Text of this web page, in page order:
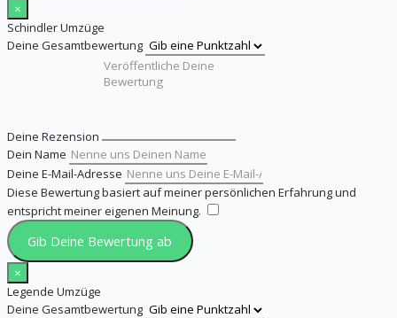
×
Schindler Umzüge
Deine Gesamtbewertung
Deine Rezension
Dein Name
Deine E-Mail-Adresse
Diese Bewertung basiert auf meiner persönlichen Erfahrung und
entspricht meiner eigenen Meinung.
Gib Deine Bewertung ab
×
Legende Umzüge
Deine Gesamtbewertung